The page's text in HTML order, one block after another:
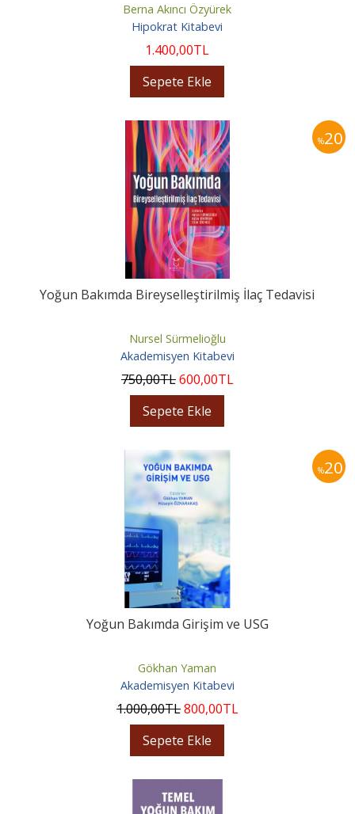
Berna Akıncı Özyürek
Hipokrat Kitabevi
1.400,00TL
Sepete Ekle
%20
Yoğun Bakımda Bireyselleştirilmiş İlaç Tedavisi
Nursel Sürmelioğlu
Akademisyen Kitabevi
750,00TL600,00TL
Sepete Ekle
%20
Yoğun Bakımda Girişim ve USG
Gökhan Yaman
Akademisyen Kitabevi
1.000,00TL800,00TL
Sepete Ekle